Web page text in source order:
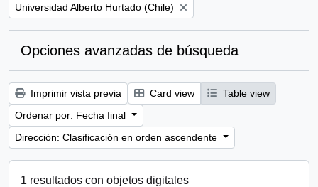
Remove filter:
Universidad Alberto Hurtado (Chile)
Opciones avanzadas de búsqueda
Imprimir vista previa Card view
Table view
Ordenar por: Fecha final
Dirección: Clasificación en orden ascendente
1 resultados con objetos digitales